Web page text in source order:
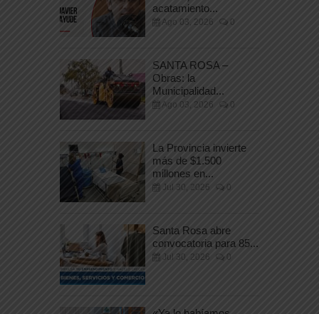
acatamiento...
Ago 03, 2026 0
SANTA ROSA –
Obras: la
Municipalidad...
Ago 03, 2026 0
La Provincia invierte
más de $1.500
millones en...
Jul 30, 2026 0
Santa Rosa abre
convocatoria para 85...
Jul 30, 2026 0